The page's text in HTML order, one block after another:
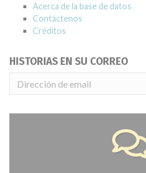
Acerca de la base de datos
Contáctenos
Créditos
HISTORIAS EN SU CORREO